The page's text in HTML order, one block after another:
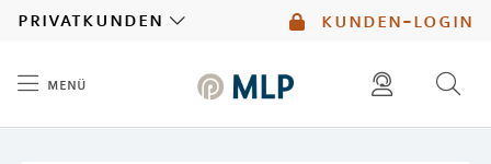
kunden-login
privatkunden
menü